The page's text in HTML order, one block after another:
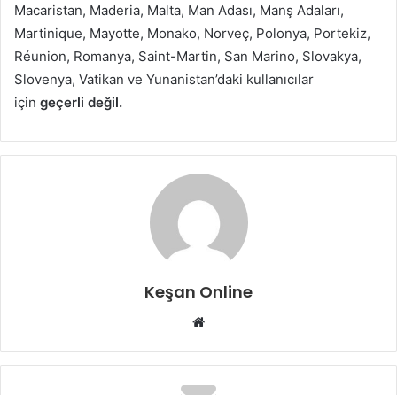
Macaristan, Maderia, Malta, Man Adası, Manş Adaları,
Martinique, Mayotte, Monako, Norveç, Polonya, Portekiz,
Réunion, Romanya, Saint-Martin, San Marino, Slovakya,
Slovenya, Vatikan ve Yunanistan’daki kullanıcılar
için geçerli değil.
Keşan Online
Web